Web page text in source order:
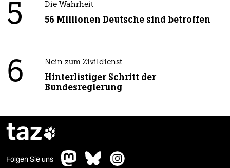
5 Die Wahrheit
56 Millionen Deutsche sind betroffen
6 Nein zum Zivildienst
Hinterlistiger Schritt der
Bundesregierung
taz
Folgen Sie uns